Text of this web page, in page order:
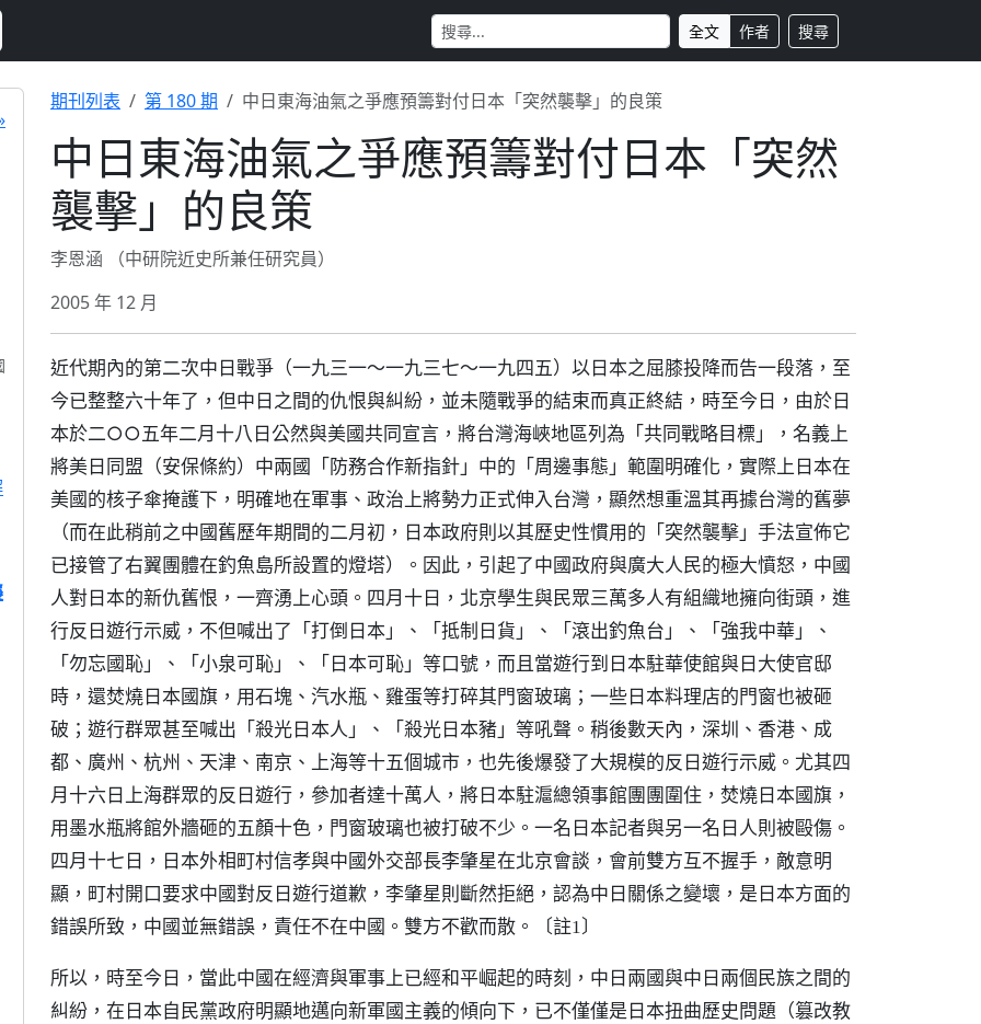
全文 作者 搜尋
期刊列表 第 180 期 中日東海油氣之爭應預籌對付日本「突然襲擊」的良策
中日東海油氣之爭應預籌對付日本「突然
襲擊」的良策
李恩涵 （中研院近史所兼任研究員）
2005 年 12 月
近代期內的第二次中日戰爭（一九三一～一九三七～一九四五）以日本之屈膝投降而告一段落，至
今已整整六十年了，但中日之間的仇恨與糾紛，並未隨戰爭的結束而真正終結，時至今日，由於日
本於二○○五年二月十八日公然與美國共同宣言，將台灣海峽地區列為「共同戰略目標」，名義上
將美日同盟（安保條約）中兩國「防務合作新指針」中的「周邊事態」範圍明確化，實際上日本在
美國的核子傘掩護下，明確地在軍事、政治上將勢力正式伸入台灣，顯然想重溫其再據台灣的舊夢
（而在此稍前之中國舊歷年期間的二月初，日本政府則以其歷史性慣用的「突然襲擊」手法宣佈它
已接管了右翼團體在釣魚島所設置的燈塔）。因此，引起了中國政府與廣大人民的極大憤怒，中國
人對日本的新仇舊恨，一齊湧上心頭。四月十日，北京學生與民眾三萬多人有組織地擁向街頭，進
行反日遊行示威，不但喊出了「打倒日本」、「抵制日貨」、「滾出釣魚台」、「強我中華」、
「勿忘國恥」、「小泉可恥」、「日本可恥」等口號，而且當遊行到日本駐華使館與日大使官邸
時，還焚燒日本國旗，用石塊、汽水瓶、雞蛋等打碎其門窗玻璃；一些日本料理店的門窗也被砸
破；遊行群眾甚至喊出「殺光日本人」、「殺光日本豬」等吼聲。稍後數天內，深圳、香港、成
都、廣州、杭州、天津、南京、上海等十五個城市，也先後爆發了大規模的反日遊行示威。尤其四
月十六日上海群眾的反日遊行，參加者達十萬人，將日本駐滬總領事館團團圍住，焚燒日本國旗，
用墨水瓶將館外牆砸的五顏十色，門窗玻璃也被打破不少。一名日本記者與另一名日人則被毆傷。
四月十七日，日本外相町村信孝與中國外交部長李肇星在北京會談，會前雙方互不握手，敵意明
顯，町村開口要求中國對反日遊行道歉，李肇星則斷然拒絕，認為中日關係之變壞，是日本方面的
錯誤所致，中國並無錯誤，責任不在中國。雙方不歡而散。
〔註1〕
所以，時至今日，當此中國在經濟與軍事上已經和平崛起的時刻，中日兩國與中日兩個民族之間的
糾紛，在日本自民黨政府明顯地邁向新軍國主義的傾向下，已不僅僅是日本扭曲歷史問題（篡改教